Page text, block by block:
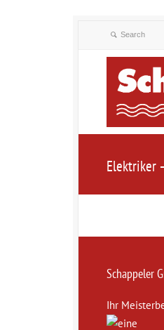
Elektriker
Schappeler
Ihr